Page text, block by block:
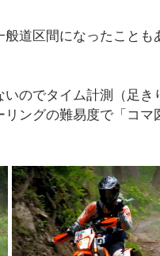
道区間になったこと
いのでタイム計測（足
ングの難易度で「コ